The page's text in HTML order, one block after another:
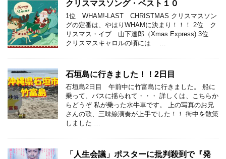
クリスマスソング・ベスト１０
1位 WHAM!-LAST CHRISTMAS クリスマスソン
グの定番は、やはりWHAMに決まり！！！ 2位 ク
リスマス・イブ 山下達郎（Xmas Express) 3位
クリスマスキャロルの頃には …
石垣島に行きました！！2日目
石垣島2日目 午前中に竹富島に行きました。 船に
乗って、バスに揺られて・・・ 詳しくは、こちらか
らどうぞ 私が乗った水牛車です。 上の写真のお兄
さんの歌、三味線演奏が上手でした！！ 街中を散策
しました …
「人生会議」ポスターに批判殺到で『発